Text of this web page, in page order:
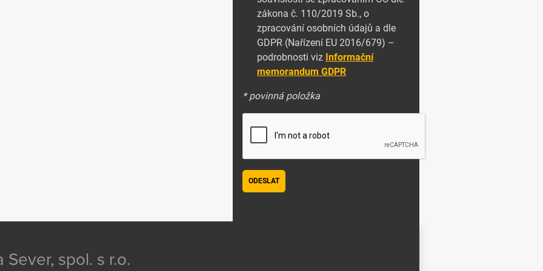
zákona č. 110/2019 Sb., o
zpracování osobních údajů a dle
GDPR (Nařízení EU 2016/679) –
podrobnosti viz Informační
memorandum GDPR
* povinná položka
ODESLAT
Sever, spol. s r.o.